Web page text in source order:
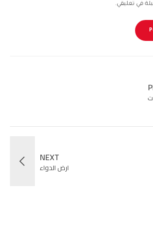
في تعليقي.
NEXT
ارض الدواء